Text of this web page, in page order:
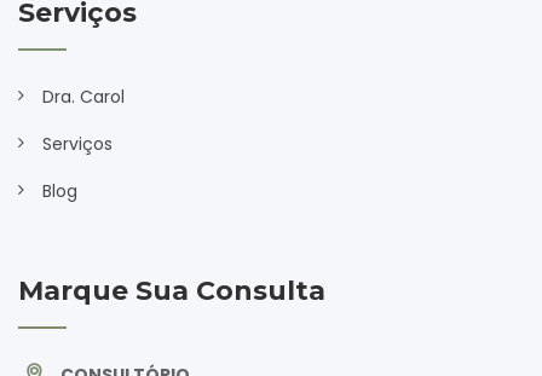
Serviços
Dra. Carol
Serviços
Blog
Marque Sua Consulta